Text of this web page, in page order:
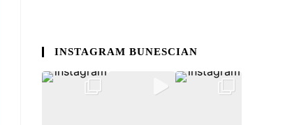
INSTAGRAM BUNESCIAN